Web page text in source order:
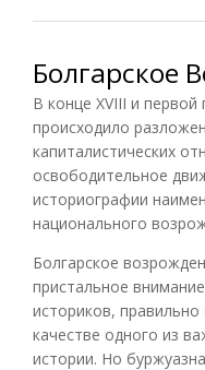
Болгарское
В конце XVIII и первой
происходило
капиталистических
освободительное
историографии
национального
Болгарское
пристальное
историков,
качестве одного из
истории. Но